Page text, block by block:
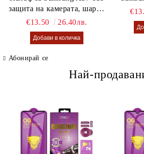
защита на камерата, шарен
калъф Lusi case
€13.50 26.40лв.
Абонирай се
Най-